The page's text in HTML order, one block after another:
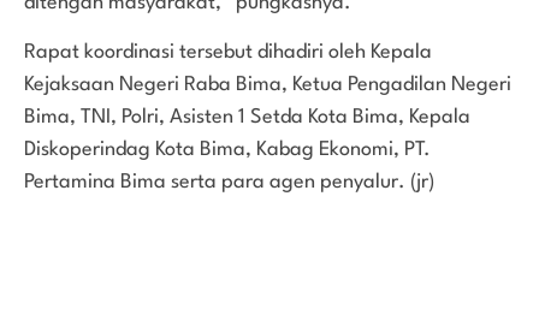
Rapat koordinasi tersebut dihadiri oleh Kepala
Kejaksaan Negeri Raba Bima, Ketua Pengadilan Negeri
Bima, TNI, Polri, Asisten 1 Setda Kota Bima, Kepala
Diskoperindag Kota Bima, Kabag Ekonomi, PT.
Pertamina Bima serta para agen penyalur. (jr)